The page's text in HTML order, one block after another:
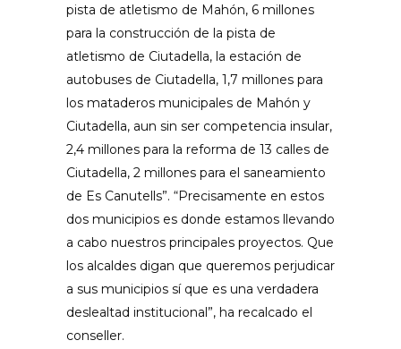
pista de atletismo de Mahón, 6 millones
para la construcción de la pista de
atletismo de Ciutadella, la estación de
autobuses de Ciutadella, 1,7 millones para
los mataderos municipales de Mahón y
Ciutadella, aun sin ser competencia insular,
2,4 millones para la reforma de 13 calles de
Ciutadella, 2 millones para el saneamiento
de Es Canutells”. “Precisamente en estos
dos municipios es donde estamos llevando
a cabo nuestros principales proyectos. Que
los alcaldes digan que queremos perjudicar
a sus municipios sí que es una verdadera
deslealtad institucional”, ha recalcado el
conseller.